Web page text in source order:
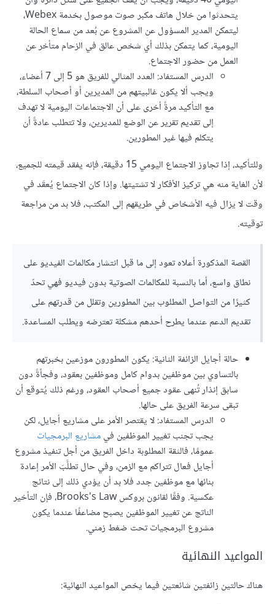
يتحدثوا من خلال هاتف مكبر صوت موصول بخدمة Webex،
ليتمكن المدير المسؤول عن المشروع عن بُعد من سماع الحالة
اليومية، كما يتمكن بذلك أي شخص عالق في الزحام متأخر عن
العمل من حضور الاجتماع.
الدرس المستفاد: العدد المثالي للفريق هو 5 إلى 7 أعضاء،
ويجب ألا يكون غالبيتهم من المديرين أو أصحاب السلطة،
مع التأكيد مرةً أخرى على أن الاجتماعات اليومية لا تهدف
إلى تقديم تقرير عن الوضع للمديرين، ولا تتطلب عادةً أن
يتكلم فيها غير المطورين.
وللتأكيد، إذا تجاوز الاجتماع اليومي 15 دقيقة، فإنه يفقد قيمته للجميع،
لأن الغاية منه هي تركيز الأفكار لا تشتيتها. وإذا كان الاجتماع يُعقَد في
وقت لا يزال فيه الأشخاص في طريقهم إلى المكتب، فلا بد من مراجعة
توقيته.
القصة المذكورة أعلاه تعود إلى ما قبل انتشار مكالمات الفيديو على
نطاق واسع، أما بالنسبة للمكالمات الصوتية بدون فيديو فهي تحدّ
كثيرًا من التواصل المطلوب بين المطورين وتقلل من قدرتهم على
تقديم الدعم عندما يطرح أحدهم مشكلة تعترضه ويطلب المساعدة.
حالة أجايل الزائفة الثانية: يكون المطورون موزعين بخبرتهم
بالتساوي بين موظفين بدوام كامل وموظفين بعقود، وفجأةً دون
سابق إنذار تُنهى عقود جميع أصحاب العقود، ورغم ذلك يُتوقع أن
تبقى سرعة الفريق على حالها.
الدرس المستفاد: لا يقتصر الأمر على مشاريع أجايل، لكن
يجب تجنب تغيير الموظفين فيمشاريع البرمجيات
عمومًا، فالثقة المطلوبة داخل الفريق من أجل تنفيذ مشروع
أجايل فعال تتراكم مع الزمن، وفي حال تطلَّبَ الأمر إعادة
بنائها مع موظفين جدد فلا بد أن يؤدي ذلك إلى نتائج
عكسية. وفقًا لقانون بروكس Brooks's Law، فإن التأخير
الناتج عن تغيير الموظفين يصبح مضاعفًا عندما يكون
مشروع البرمجيات تحت ضغط زمني.
المواعيد النهائية
هناك حالتين زائفتين شائعتين فيما يخص المواعيد النهائية: